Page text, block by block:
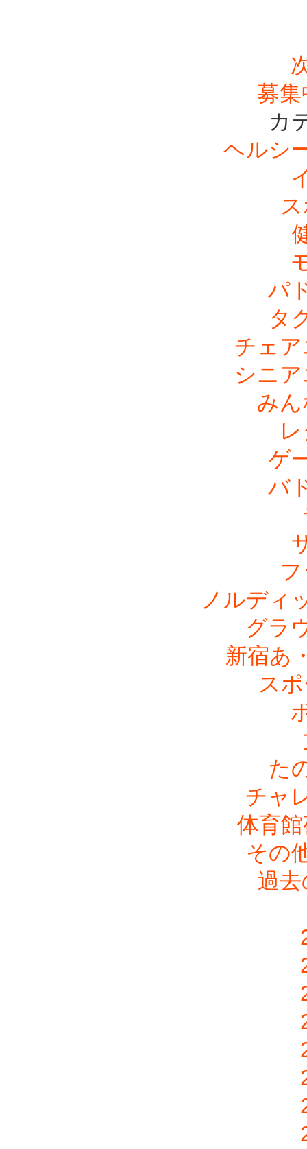
募
カ
ヘルシ
パ
タ
チェ
シニ
み
ゲ
バ
ノルディ
グラ
新宿あ
ス
た
チャ
体育
その
過